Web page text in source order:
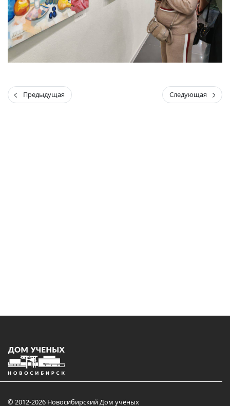
Предыдущая Следующая
© 2012-2026 Новосибирский Дом учёных